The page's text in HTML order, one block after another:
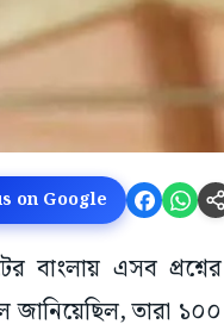
on Google
বাংলায় এসব প্রশ্নের
তারা ১০০